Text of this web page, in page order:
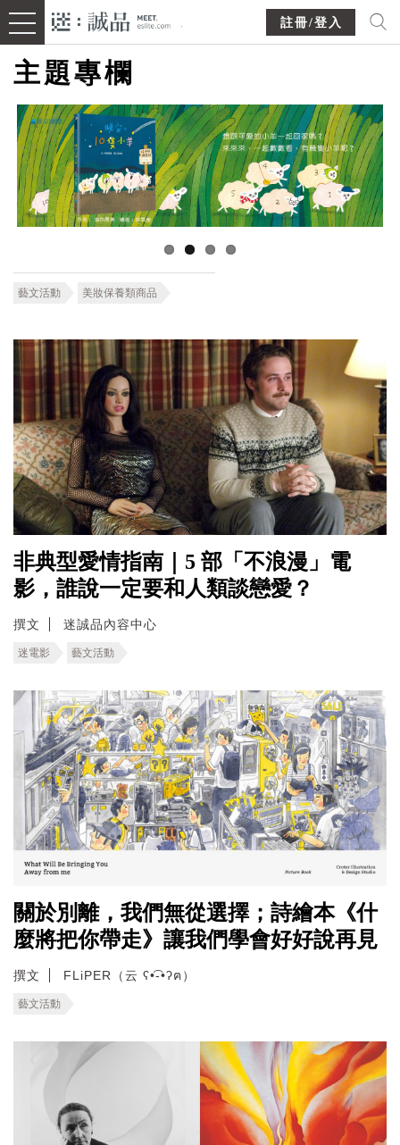
註冊/登入
主題專欄
藝文活動 美妝保養類商品
非典型愛情指南｜5 部「不浪漫」電
影，誰說一定要和人類談戀愛？
撰文 迷誠品內容中心
迷電影 藝文活動
關於別離，我們無從選擇；詩繪本《什
麼將把你帶走》讓我們學會好好說再見
撰文 FLiPER（云 ʕ•͡-•ʔฅ）
藝文活動